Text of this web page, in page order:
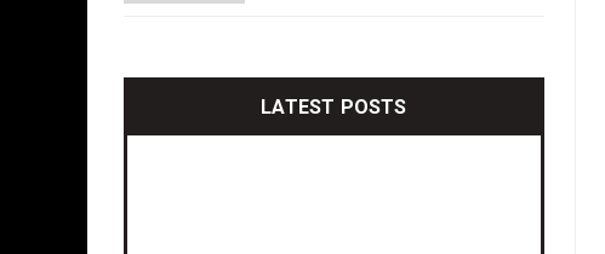
LATEST POSTS